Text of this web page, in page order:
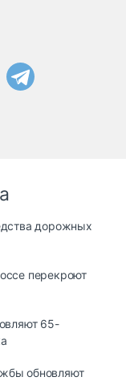
дорожных
перекроют
65-
обновляют